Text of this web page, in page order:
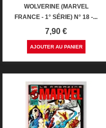
WOLVERINE (MARVEL
FRANCE - 1° SÉRIE) N° 18 -...
Prix
7,90 €
AJOUTER AU PANIER